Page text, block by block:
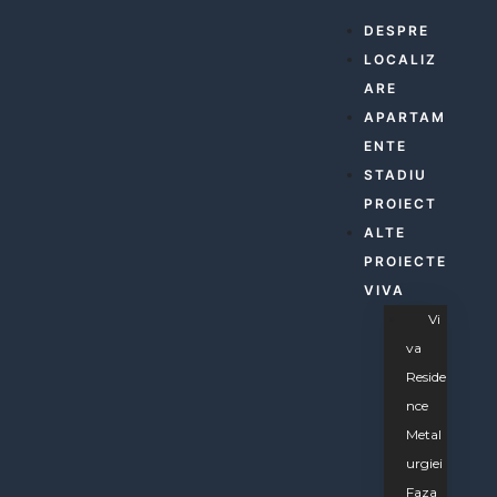
DESPRE
LOCALIZ
ARE
APARTAM
ENTE
STADIU
PROIECT
ALTE
PROIECTE
VIVA
Vi
Va
Reside
Nce
Metal
Urgiei
Faza